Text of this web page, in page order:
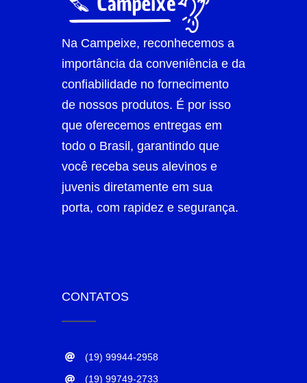
Na Campeixe, reconhecemos a
importância da conveniência e da
confiabilidade no fornecimento
de nossos produtos. É por isso
que oferecemos entregas em
todo o Brasil, garantindo que
você receba seus alevinos e
juvenis diretamente em sua
porta, com rapidez e segurança.
CONTATOS
(19) 99944-2958
(19) 99749-2733